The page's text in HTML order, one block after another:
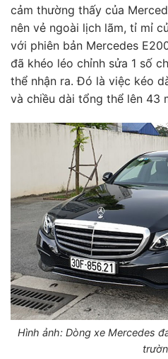
cảm thường thấy của
nên vẻ ngoài lịch lãm, tỉ mỉ
với phiên bản Mercedes
đã khéo léo chỉnh sửa 1 số
thể nhận ra. Đó là việc kéo
và chiều dài tổng thể lên 43
Hình ảnh: Dòng xe Mercedes